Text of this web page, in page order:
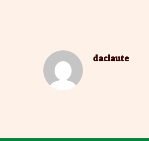
daclaute